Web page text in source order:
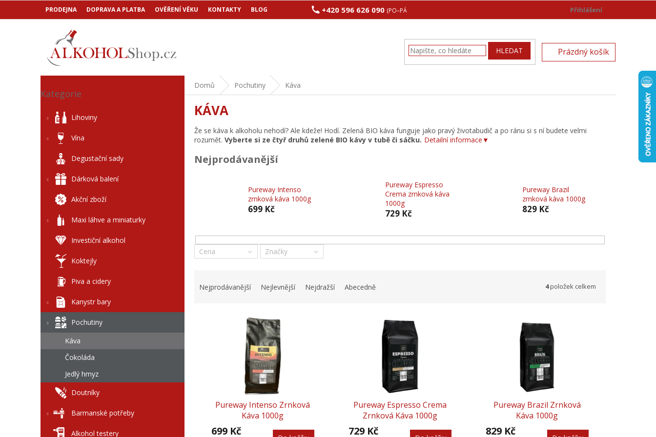
obsah
PRODEJNA DOPRAVA A PLATBA OVĚŘENÍ VĚKU KONTAKTY BLOG +420 596 626 090 (PO–PÁ 8:00–17:00) Přihlášení
HLEDAT
NÁKUPNÍ
KOŠÍK
Prázdný košík
o
kategorie
Kategorie
Lihoviny
Vína
Degustační sady
Dárková balení
Akční zboží
Maxi láhve a miniaturky
Investiční alkohol
Koktejly
Piva a cidery
Kanystr bary
Pochutiny
Káva
Čokoláda
Jedlý hmyz
Doutníky
Barmanské potřeby
Alkohol testery
Domů Pochutiny Káva
KÁVA
Že se káva k alkoholu nehodí? Ale kdeže! Hodí. Zelená BIO káva funguje jako pravý životabudič a po ránu si s ní budete velmi
rozumět. Vyberte si ze čtyř druhů zelené BIO kávy v tubě či sáčku. Detailní informace▼
Nejprodávanější
Pureway Intenso
zrnková káva 1000g
699 Kč
Pureway Espresso
Crema zrnková káva
1000g
729 Kč
Pureway Brazil
zrnková káva 1000g
829 Kč
Cena Značky
aNejprodávanější Nejlevnější Nejdražší Abecedně 4položek celkem
Pureway Intenso Zrnková
Káva 1000g
699 Kč
Pureway Espresso Crema
Zrnková Káva 1000g
729 Kč
Pureway Brazil Zrnková
Káva 1000g
829 Kč